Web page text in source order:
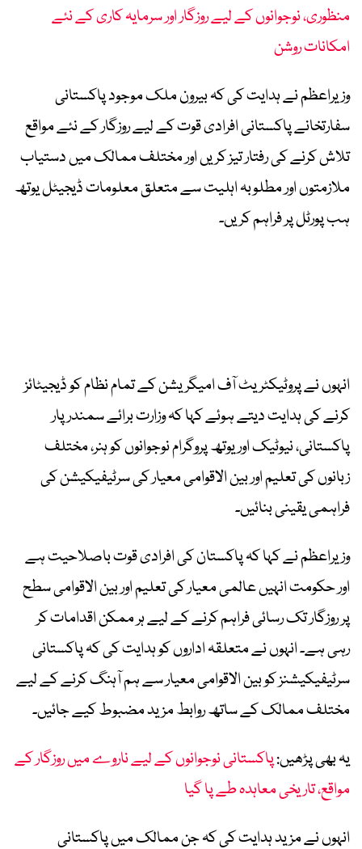
منظوری، نوجوانوں کے لیے روزگار اور سرمایہ کاری کے نئے
امکانات روشن
وزیراعظم نے ہدایت کی کہ بیرون ملک موجود پاکستانی
سفارتخانے پاکستانی افرادی قوت کے لیے روزگار کے نئے مواقع
تلاش کرنے کی رفتار تیز کریں اور مختلف ممالک میں دستیاب
ملازمتوں اور مطلوبہ اہلیت سے متعلق معلومات ڈیجیٹل یوتھ
ہب پورٹل پر فراہم کریں۔
انہوں نے پروٹیکٹریٹ آف امیگریشن کے تمام نظام کو ڈیجیٹائز
کرنے کی ہدایت دیتے ہوئے کہا کہ وزارت برائے سمندر پار
پاکستانی، نیوٹیک اور یوتھ پروگرام نوجوانوں کو ہنر، مختلف
زبانوں کی تعلیم اور بین الاقوامی معیار کی سرٹیفیکیشن کی
فراہمی یقینی بنائیں۔
وزیراعظم نے کہا کہ پاکستان کی افرادی قوت باصلاحیت ہے
اور حکومت انہیں عالمی معیار کی تعلیم اور بین الاقوامی سطح
پر روزگار تک رسائی فراہم کرنے کے لیے ہر ممکن اقدامات کر
رہی ہے۔ انہوں نے متعلقہ اداروں کو ہدایت کی کہ پاکستانی
سرٹیفیکیشنز کو بین الاقوامی معیار سے ہم آہنگ کرنے کے لیے
مختلف ممالک کے ساتھ روابط مزید مضبوط کیے جائیں۔
یہ بھی پڑھیں:پاکستانی نوجوانوں کے لیے ناروے میں روزگار کے
مواقع، تاریخی معاہدہ طے پا گیا
انہوں نے مزید ہدایت کی کہ جن ممالک میں پاکستانی